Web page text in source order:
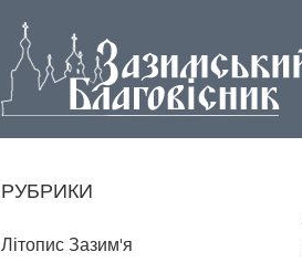
РУБРИКИ
Літопис Зазим'я